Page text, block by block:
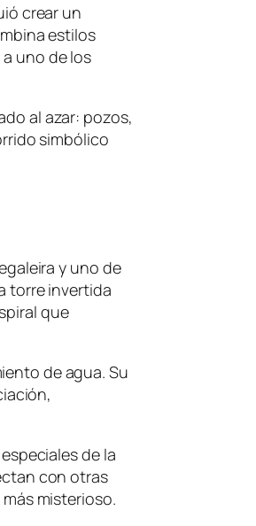
crear un
estilos
uno de los
al azar: pozos,
simbólico
y uno de
torre invertida
que
de agua. Su
de la
con otras
misterioso.